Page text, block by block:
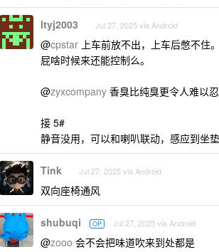
ltyj2003 Jul 27, 2025 via Android
@cpstar 上车前放不出，上车后憋不住。
屁啥时候来还能控制么。
@zyxcompany 香臭比纯臭更令人难以忍
接 5#
静音没用，可以和喇叭联动，感应到坐
Tink Jul 27, 2025 via Android
双向座椅通风
shubuqi OP Jul 27, 2025 via Android
@zooo 会不会把味道吹来到处都是